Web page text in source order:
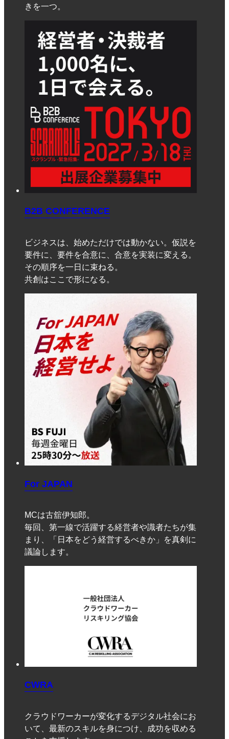
きを一つ。
B2B CONFERENCE
ビジネスは、始めただけでは動かない。仮説を
要件に、要件を合意に、合意を実装に変える。
その順序を一日に束ねる。
共創はここで形になる。
For JAPAN
MCは古舘伊知郎。
毎回、第一線で活躍する経営者や識者たちが集
まり、「日本をどう経営するべきか」を真剣に
議論します。
CWRA
クラウドワーカーが変化するデジタル社会にお
いて、最新のスキルを身につけ、成功を収める